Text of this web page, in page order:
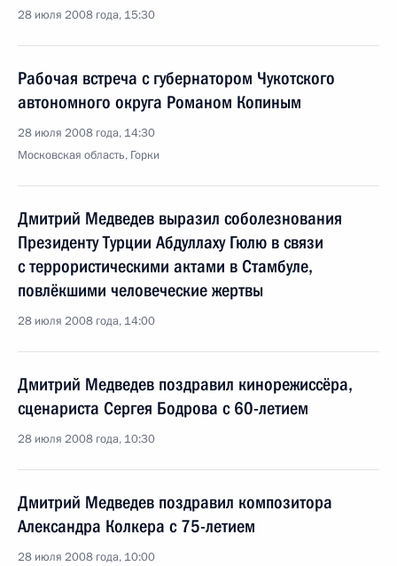
28 июля 2008 года, 15:30
Рабочая встреча с губернатором Чукотского
автономного округа Романом Копиным
28 июля 2008 года, 14:30
Московская область, Горки
Дмитрий Медведев выразил соболезнования
Президенту Турции Абдуллаху Гюлю в связи
с террористическими актами в Стамбуле,
повлёкшими человеческие жертвы
28 июля 2008 года, 14:00
Дмитрий Медведев поздравил кинорежиссёра,
сценариста Сергея Бодрова с 60-летием
28 июля 2008 года, 10:30
Дмитрий Медведев поздравил композитора
Александра Колкера с 75-летием
28 июля 2008 года, 10:00